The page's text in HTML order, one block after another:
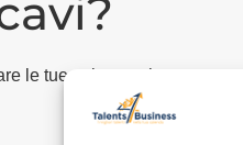
le tue esigenze in